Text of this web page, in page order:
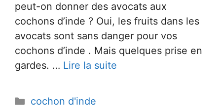
peut-on donner des avocats aux
cochons d’inde ? Oui, les fruits dans les
avocats sont sans danger pour vos
cochons d’inde . Mais quelques prise en
gardes. … Lire la suite
Catégories
cochon d'inde